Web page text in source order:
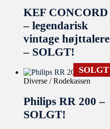
KEF CONCORD
– legendarisk
vintage højttalere
– SOLGT!
SOLGT
Diverse / Rodekassen
Philips RR 200 –
SOLGT!